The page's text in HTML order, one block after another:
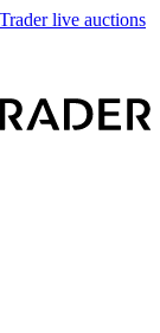
live auctions